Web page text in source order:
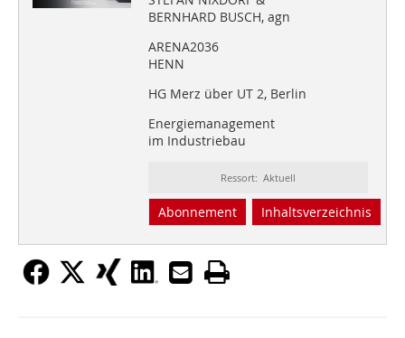
BERNHARD BUSCH, agn
ARENA2036
HENN
HG Merz über UT 2, Berlin
Energiemanagement
im Industriebau
Ressort: Aktuell
Abonnement Inhaltsverzeichnis